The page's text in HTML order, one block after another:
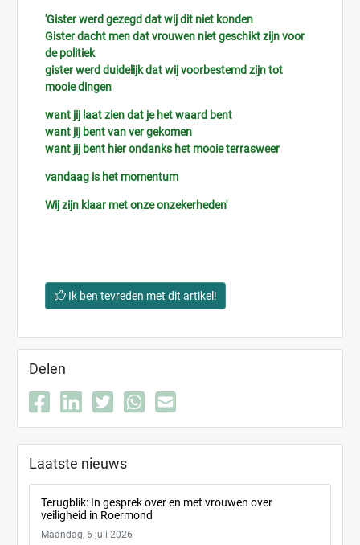
'Gister werd gezegd dat wij dit niet konden
Gister dacht men dat vrouwen niet geschikt zijn voor
de politiek
gister werd duidelijk dat wij voorbestemd zijn tot
mooie dingen
want jij laat zien dat je het waard bent
want jij bent van ver gekomen
want jij bent hier ondanks het mooie terrasweer
vandaag is het momentum
Wij zijn klaar met onze onzekerheden'
Ik ben tevreden met dit artikel!
Delen
Laatste nieuws
Terugblik: In gesprek over en met vrouwen over
veiligheid in Roermond
Maandag, 6 juli 2026